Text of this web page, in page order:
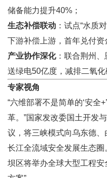
储备能力提升40%；
生态补偿联动 ：试点“水质
下游补偿上游，首年兑付资
产业协作深化：联合荆州、
送绿电50亿度，减排二氧化
专家视角
“六维部署不是简单的‘安全
革。”国家发改委国土开发
议，将三峡模式向乌东德
长江全流域安全发展生态
坝区将举办全球大型工程安